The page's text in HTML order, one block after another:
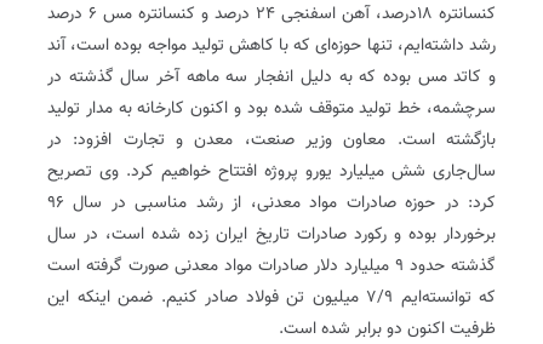
کنسانتره ۱۸درصد، آهن اسفنجی ۲۴ درصد و کنسانتره مس ۶ درصد
رشد داشته‌ایم، تنها حوزه‌ای که با کاهش تولید مواجه بوده است، آند
و کاتد مس بوده که به دلیل انفجار سه ماهه آخر سال گذشته در
سرچشمه، خط تولید متوقف شده بود و اکنون کارخانه به مدار تولید
بازگشته است. معاون وزیر صنعت، معدن و تجارت افزود: در
سال‌جاری شش میلیارد یورو پروژه افتتاح خواهیم کرد. وی تصریح
کرد: در حوزه صادرات مواد معدنی، از رشد مناسبی در سال ۹۶
برخوردار بوده و رکورد صادرات تاریخ ایران زده شده است، در سال
گذشته حدود ۹ میلیارد دلار صادرات مواد معدنی صورت گرفته است
که توانسته‌ایم ۷/۹ میلیون تن فولاد صادر کنیم. ضمن اینکه این
ظرفیت اکنون دو برابر شده است.